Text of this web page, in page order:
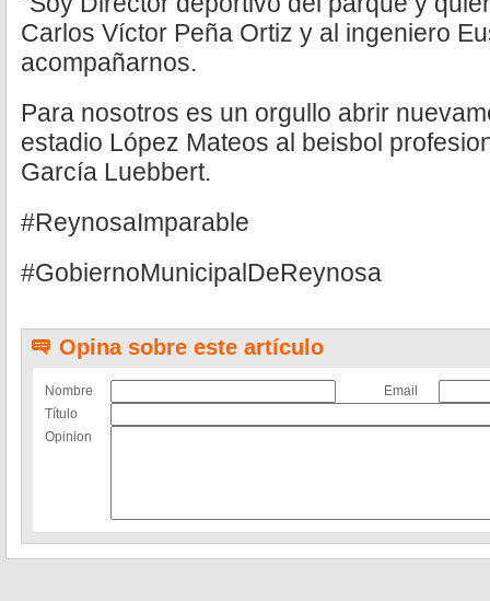
Carlos Víctor Peña Ortiz y al ingeniero
acompañarnos.
Para nosotros es un orgullo abrir
estadio López Mateos al beisbol
García Luebbert.
#ReynosaImparable
#GobiernoMunicipalDeReynosa
Opina sobre este artículo
Nombre
Email
Título
Opinion